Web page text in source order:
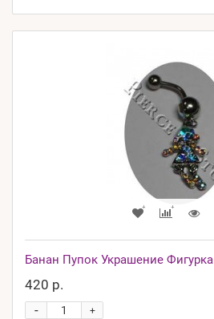
Банан Пупок Украшение Фигурка
420 р.
+
-